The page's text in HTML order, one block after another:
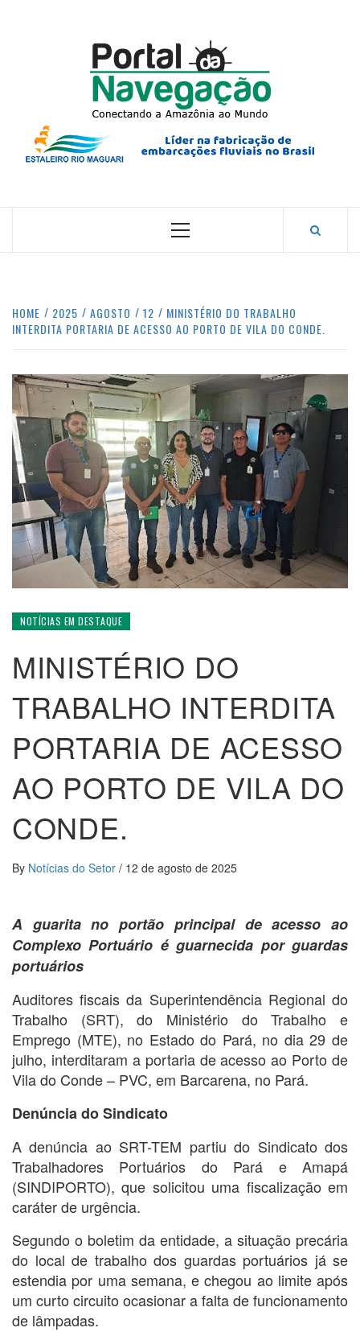
CONECTANDO A AMAZÔNIA COM O MUNDO.
Primary
HOME 2025 AGOSTO 12
MINISTÉRIO DO TRABALHO
INTERDITA PORTARIA DE ACESSO AO PORTO DE VILA DO CONDE.
NOTÍCIAS EM DESTAQUE
MINISTÉRIO DO
TRABALHO INTERDITA
PORTARIA DE ACESSO
AO PORTO DE VILA DO
CONDE.
By Notícias do Setor / 12 de agosto de 2025
A guarita no portão principal de acesso ao
Complexo Portuário é guarnecida por guardas
portuários
Auditores fiscais da Superintendência Regional do
Trabalho (SRT), do Ministério do Trabalho e
Emprego (MTE), no Estado do Pará, no dia 29 de
julho, interditaram a portaria de acesso ao Porto de
Vila do Conde – PVC, em Barcarena, no Pará.
Denúncia do Sindicato
A denúncia ao SRT-TEM partiu do Sindicato dos
Trabalhadores Portuários do Pará e Amapá
(SINDIPORTO), que solicitou uma fiscalização em
caráter de urgência.
Segundo o boletim da entidade, a situação precária
do local de trabalho dos guardas portuários já se
estendia por uma semana, e chegou ao limite após
um curto circuito ocasionar a falta de funcionamento
de lâmpadas.